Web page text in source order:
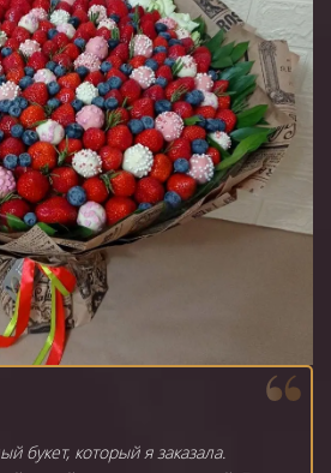
букет, который я заказала.